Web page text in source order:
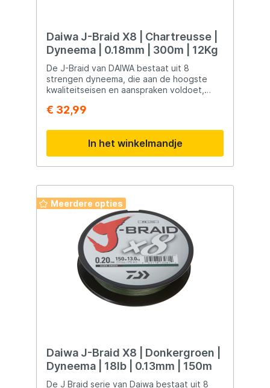
Daiwa J-Braid X8 | Chartreusse |
Dyneema | 0.18mm | 300m | 12Kg
De J-Braid van DAIWA bestaat uit 8
strengen dyneema, die aan de hoogste
kwaliteitseisen en aanspraken voldoet,
heilbot, kabeljauw of koolvis richt, of bij
snoekbaars. Met de J-Braid hebt u altijd
het directe contact met uw prooi. De J-
Braid heeft voor iedere visserij de juiste
dikte – of het nu in zee, kanalen of meren
J-Braid is daarbij zeer soepel en glad en
glijdt geruisloos door de ogen en u kunt
zelfs met licht kunstaas verre worpen
realiseren. Ideaal voor spinmolens en
baitcasting reels. Ongelooflijke
prijskwaliteitverhouding! 8-Strengen Rond
gevlochten Hoge treksterkte Hoge
slijtvastheid Geen rek In Japan
gefabriceerd
€ 32,99
In het winkelmandje
Meerdere opties
Daiwa J-Braid X8 | Donkergroen |
Dyneema | 18lb | 0.13mm | 150m
De J Braid serie van Daiwa bestaat uit 8